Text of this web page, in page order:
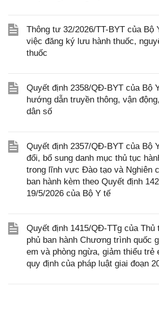
Thông tư 32/2026/TT-BYT của Bộ
việc đăng ký lưu hành thuốc,
thuốc
Quyết định 2358/QĐ-BYT của Bộ
hướng dẫn truyền thông, vận
dân số
Quyết định 2357/QĐ-BYT của Bộ
đổi, bổ sung danh mục thủ tục
trong lĩnh vực Đào tạo và Nghiên
ban hành kèm theo Quyết định
19/5/2026 của Bộ Y tế
Quyết định 1415/QĐ-TTg của Thủ
phủ ban hành Chương trình quốc
em và phòng ngừa, giảm thiểu trẻ
quy định của pháp luật giai đoạn